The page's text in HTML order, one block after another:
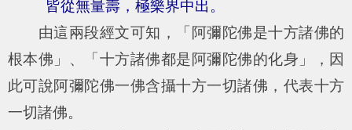
皆從無量壽，極樂界中出。
由這兩段經文可知，「阿彌陀佛是十方諸佛的
根本佛」、「十方諸佛都是阿彌陀佛的化身」，因
此可說阿彌陀佛一佛含攝十方一切諸佛，代表十方
一切諸佛。